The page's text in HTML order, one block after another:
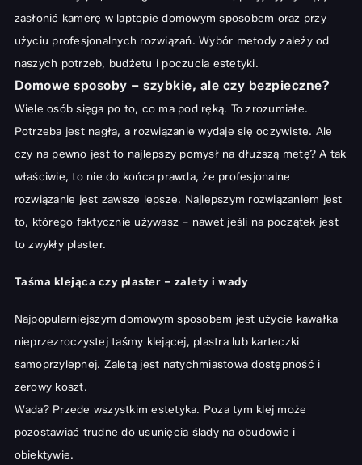
zasłonić kamerę w laptopie domowym sposobem oraz przy
użyciu profesjonalnych rozwiązań. Wybór metody zależy od
naszych potrzeb, budżetu i poczucia estetyki.
Domowe sposoby – szybkie, ale czy bezpieczne?
Wiele osób sięga po to, co ma pod ręką. To zrozumiałe.
Potrzeba jest nagła, a rozwiązanie wydaje się oczywiste. Ale
czy na pewno jest to najlepszy pomysł na dłuższą metę? A tak
właściwie, to nie do końca prawda, że profesjonalne
rozwiązanie jest zawsze lepsze. Najlepszym rozwiązaniem jest
to, którego faktycznie używasz – nawet jeśli na początek jest
to zwykły plaster.
Taśma klejąca czy plaster – zalety i wady
Najpopularniejszym domowym sposobem jest użycie kawałka
nieprzezroczystej taśmy klejącej, plastra lub karteczki
samoprzylepnej. Zaletą jest natychmiastowa dostępność i
zerowy koszt.
Wada? Przede wszystkim estetyka. Poza tym klej może
pozostawiać trudne do usunięcia ślady na obudowie i
obiektywie.